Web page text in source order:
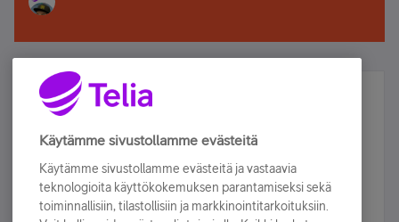
Älä jää paitsi – osallistu ja voita!
Tilaa Telian uutiskirje ja olet mukana arvonnassa.
sähköpostiisi.
Käytämme sivustollamme evästeitä
Käytämme sivustollamme evästeitä ja vastaavia
teknologioita käyttökokemuksen parantamiseksi sekä
toiminnallisiin, tilastollisiin ja markkinointitarkoituksiin.